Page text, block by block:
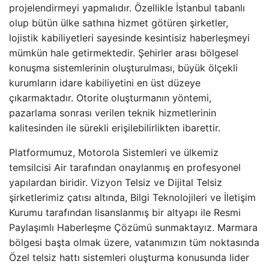
projelendirmeyi yapmalıdır. Özellikle İstanbul tabanlı
olup bütün ülke sathına hizmet götüren şirketler,
lojistik kabiliyetleri sayesinde kesintisiz haberleşmeyi
mümkün hale getirmektedir. Şehirler arası bölgesel
konuşma sistemlerinin oluşturulması, büyük ölçekli
kurumların idare kabiliyetini en üst düzeye
çıkarmaktadır. Otorite oluşturmanın yöntemi,
pazarlama sonrası verilen teknik hizmetlerinin
kalitesinden ile sürekli erişilebilirlikten ibarettir.
Platformumuz, Motorola Sistemleri ve ülkemiz
temsilcisi Air tarafından onaylanmış en profesyonel
yapılardan biridir. Vizyon Telsiz ve Dijital Telsiz
şirketlerimiz çatısı altında, Bilgi Teknolojileri ve İletişim
Kurumu tarafından lisanslanmış bir altyapı ile Resmi
Paylaşımlı Haberleşme Çözümü sunmaktayız. Marmara
bölgesi başta olmak üzere, vatanımızın tüm noktasında
Özel telsiz hattı sistemleri oluşturma konusunda lider